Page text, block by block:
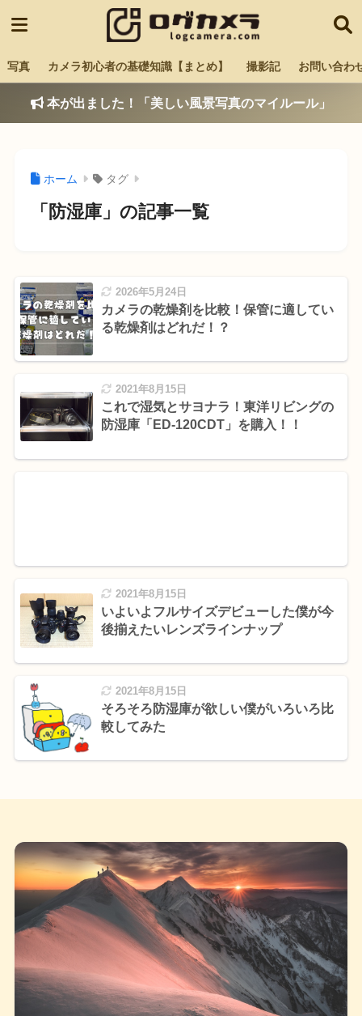
写真 カメラ初心者の基礎知識【まとめ】 撮影記 お問い合わ
本が出ました！「美しい風景写真のマイルール」
ホーム タグ
「防湿庫」の記事一覧
2026年5月24日
カメラの乾燥剤を比較！保管に適してい
る乾燥剤はどれだ！？
2021年8月15日
これで湿気とサヨナラ！東洋リビングの
防湿庫「ED-120CDT」を購入！！
2021年8月15日
いよいよフルサイズデビューした僕が今
後揃えたいレンズラインナップ
2021年8月15日
そろそろ防湿庫が欲しい僕がいろいろ比
較してみた